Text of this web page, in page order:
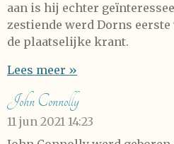
aan is hij echter
zestiende werd Dorns
de plaatselijke krant.
Lees meer »
John Connolly
11 jun 2021 14:23